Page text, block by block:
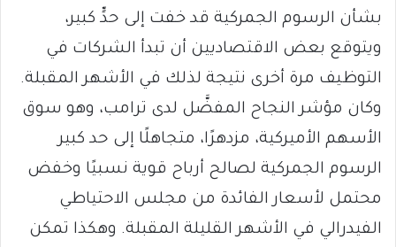
بشأن الرسوم الجمركية قد خفت إلى حدٍّ كبير،
ويتوقع بعض الاقتصاديين أن تبدأ الشركات في
التوظيف مرة أخرى نتيجة لذلك في الأشهر المقبلة.
وكان مؤشر النجاح المفضَّل لدى ترامب، وهو سوق
الأسهم الأميركية، مزدهرًا، متجاهلًا إلى حد كبير
الرسوم الجمركية لصالح أرباح قوية نسبيًا وخفض
محتمل لأسعار الفائدة من مجلس الاحتياطي
الفيدرالي في الأشهر القليلة المقبلة. وهكذا تمكن